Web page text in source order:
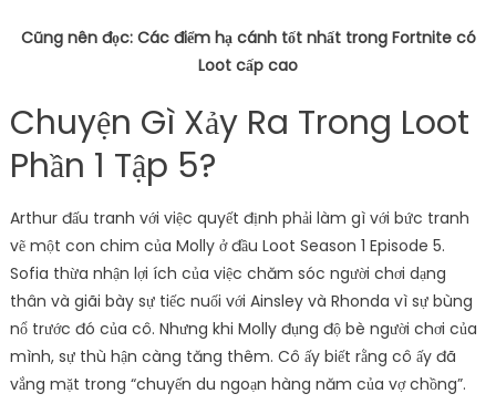
Cũng nên đọc: Các điểm hạ cánh tốt nhất trong Fortnite có
Loot cấp cao
Chuyện Gì Xảy Ra Trong Loot
Phần 1 Tập 5?
Arthur đấu tranh với việc quyết định phải làm gì với bức tranh
vẽ một con chim của Molly ở đầu Loot Season 1 Episode 5.
Sofia thừa nhận lợi ích của việc chăm sóc người chơi dạng
thân và giãi bày sự tiếc nuối với Ainsley và Rhonda vì sự bùng
nổ trước đó của cô. Nhưng khi Molly đụng độ bè người chơi của
mình, sự thù hận càng tăng thêm. Cô ấy biết rằng cô ấy đã
vắng mặt trong “chuyến du ngoạn hàng năm của vợ chồng”.